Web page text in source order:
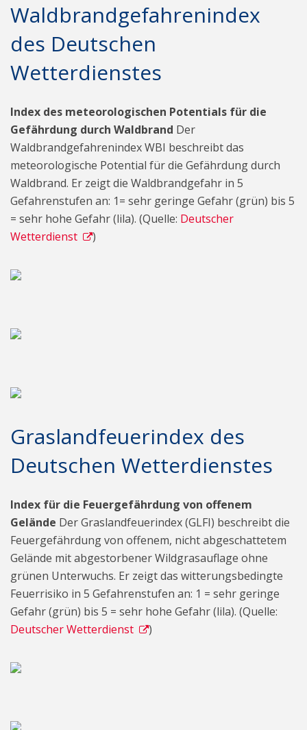
Waldbrandgefahrenindex
des Deutschen
Wetterdienstes
Index des meteorologischen Potentials für die
Gefährdung durch Waldbrand Der
Waldbrandgefahrenindex WBI beschreibt das
meteorologische Potential für die Gefährdung durch
Waldbrand. Er zeigt die Waldbrandgefahr in 5
Gefahrenstufen an: 1= sehr geringe Gefahr (grün) bis 5
= sehr hohe Gefahr (lila). (Quelle: Deutscher
Wetterdienst
)
Graslandfeuerindex des
Deutschen Wetterdienstes
Index für die Feuergefährdung von offenem
Gelände Der Graslandfeuerindex (GLFI) beschreibt die
Feuergefährdung von offenem, nicht abgeschattetem
Gelände mit abgestorbener Wildgrasauflage ohne
grünen Unterwuchs. Er zeigt das witterungsbedingte
Feuerrisiko in 5 Gefahrenstufen an: 1 = sehr geringe
Gefahr (grün) bis 5 = sehr hohe Gefahr (lila). (Quelle:
Deutscher Wetterdienst
)